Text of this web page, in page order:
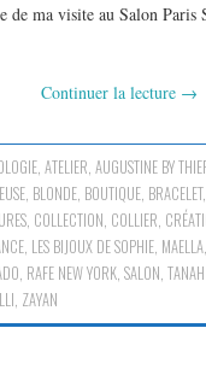
de ma visite au Salon
Continuer la lecture →
, ATELIER AUGUSTINE BY
BLONDE BOUTIQUE BRACELET,
COLLECTION COLLIER
LES BIJOUX DE SOPHIE MAELLA
RAFE NEW YORK ,SALON ,
ZAYAN